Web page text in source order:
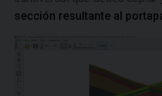
sección resultante al